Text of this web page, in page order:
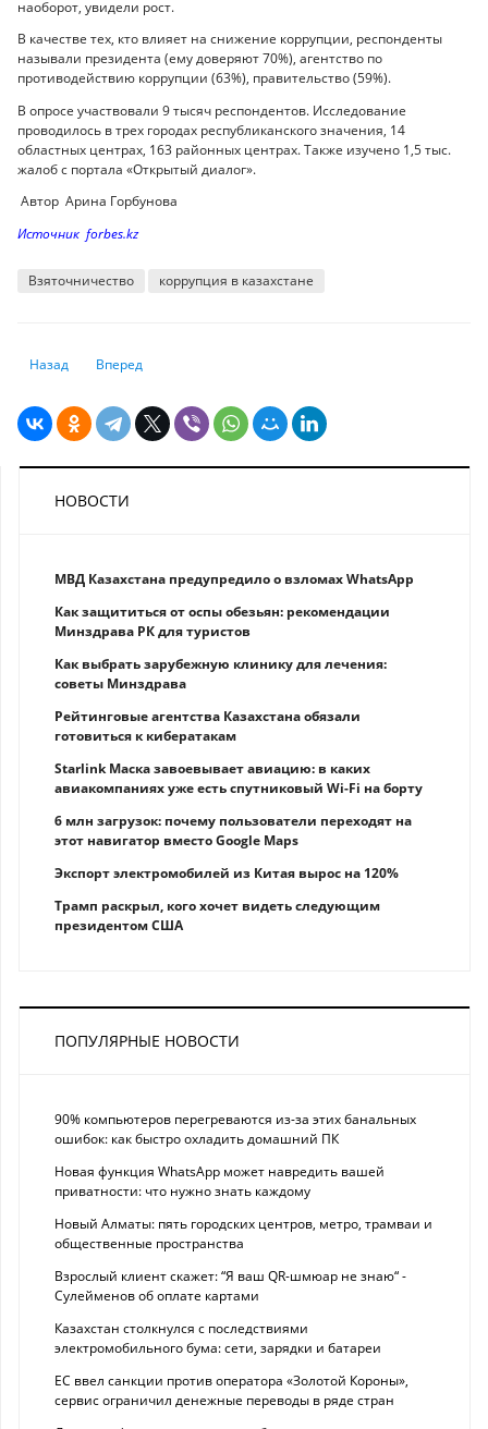
наоборот, увидели рост.
В качестве тех, кто влияет на снижение коррупции, респонденты
называли президента (ему доверяют 70%), агентство по
противодействию коррупции (63%), правительство (59%).
В опросе участвовали 9 тысяч респондентов. Исследование
проводилось в трех городах республиканского значения, 14
областных центрах, 163 районных центрах. Также изучено 1,5 тыс.
жалоб с портала «Открытый диалог».
Автор Арина Горбунова
Источник forbes.kz
Взяточничество коррупция в казахстане
Предыдущий: ВОЗ: второй год пандемии может быть более тяжелым
Назад Следующий: Англия изменила правила въезда в страну:
Вперед
НОВОСТИ
МВД Казахстана предупредило о взломах WhatsApp
Как защититься от оспы обезьян: рекомендации
Минздрава РК для туристов
Как выбрать зарубежную клинику для лечения:
советы Минздрава
Рейтинговые агентства Казахстана обязали
готовиться к кибератакам
Starlink Маска завоевывает авиацию: в каких
авиакомпаниях уже есть спутниковый Wi-Fi на борту
6 млн загрузок: почему пользователи переходят на
этот навигатор вместо Google Maps
Экспорт электромобилей из Китая вырос на 120%
Трамп раскрыл, кого хочет видеть следующим
президентом США
ПОПУЛЯРНЫЕ НОВОСТИ
90% компьютеров перегреваются из-за этих банальных
ошибок: как быстро охладить домашний ПК
Новая функция WhatsApp может навредить вашей
приватности: что нужно знать каждому
Новый Алматы: пять городских центров, метро, трамваи и
общественные пространства
Взрослый клиент скажет: “Я ваш QR-шмюар не знаю“ -
Сулейменов об оплате картами
Казахстан столкнулся с последствиями
электромобильного бума: сети, зарядки и батареи
ЕС ввел санкции против оператора «Золотой Короны»,
сервис ограничил денежные переводы в ряде стран